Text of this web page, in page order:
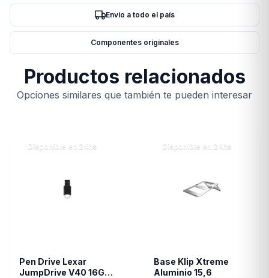
Envío a todo el país
Componentes originales
Productos relacionados
Opciones similares que también te pueden interesar
Disponible en 24hs
Pen Drive Lexar
JumpDrive V40 16GB
Disponible en 24hs
Base Klip Xtreme
Aluminio 15,6